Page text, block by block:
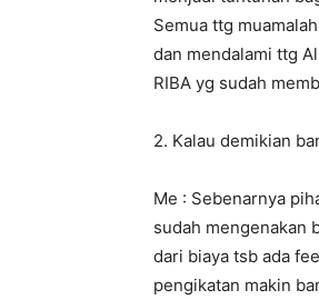
Semua ttg
dan mendalami ttg
RIBA yg sudah
2. Kalau demikian
Me : Sebenarnya
sudah mengenakan
dari biaya tsb ada
pengikatan makin